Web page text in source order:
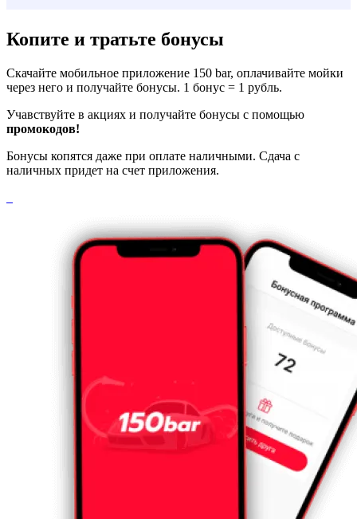
Копите и тратьте бонусы
Скачайте мобильное приложение 150 bar, оплачивайте мойки
через него и получайте бонусы. 1 бонус = 1 рубль.
Учавствуйте в акциях и получайте бонусы с помощью
промокодов!
Бонусы копятся даже при оплате наличными. Сдача с
наличных придет на счет приложения.